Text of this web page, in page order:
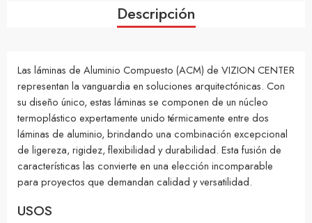
Descripción
Las láminas de Aluminio Compuesto (ACM) de VIZION CENTER
representan la vanguardia en soluciones arquitectónicas. Con
su diseño único, estas láminas se componen de un núcleo
termoplástico expertamente unido térmicamente entre dos
láminas de aluminio, brindando una combinación excepcional
de ligereza, rigidez, flexibilidad y durabilidad. Esta fusión de
características las convierte en una elección incomparable
para proyectos que demandan calidad y versatilidad.
USOS